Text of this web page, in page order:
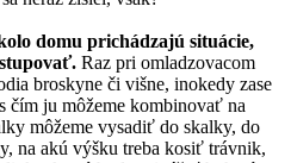
domu prichádzajú situácie,
Raz pri omladzovacom
broskyne či višne, inokedy zase
čím ju môžeme kombinovať na
môžeme vysadiť do skalky, do
na akú výšku treba kosiť trávnik,